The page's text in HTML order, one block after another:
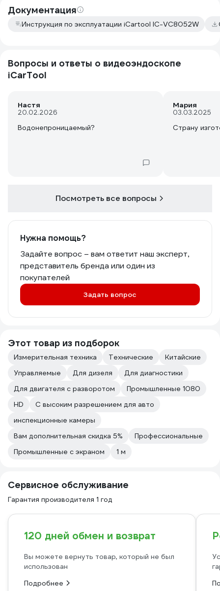
Документация
Инструкция по эксплуатации iCartool IC-VC8052W
Вопросы и ответы о видеоэндоскопе
iCarTool
Настя
20.02.2026
Водонепроницаемый?
Мария
03.03.2025
Страну
Посмотреть все вопросы
Нужна помощь?
Задайте вопрос – вам ответит наш эксперт,
представитель бренда или один из
покупателей
Задать вопрос
Этот товар из подборок
Измерительная техника Технические
Китайские
Управляемые
Для дизеля
Для диагностики
Для двигателя с разворотом
Промышленные 1080
HD
С высоким разрешением для авто
инспекционные камеры
Вам дополнительная скидка 5%
Профессиональные
Промышленные с экраном
1 м
Сервисное обслуживание
Гарантия производителя 1 год
120 дней обмен и возврат
Вы можете вернуть товар, который не был
использован
Подробнее